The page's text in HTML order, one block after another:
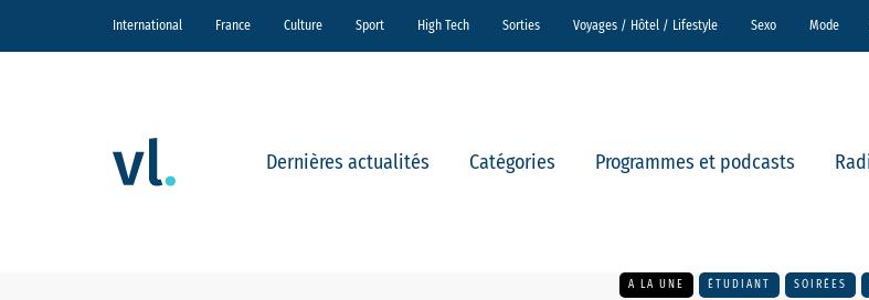
International France Culture Sport High Tech Sorties Voyages / Hôtel / Lifestyle Sexo Mode
Dernières actualités Catégories Programmes et podcasts
A LA UNE ÉTUDIANT SOIRÉES